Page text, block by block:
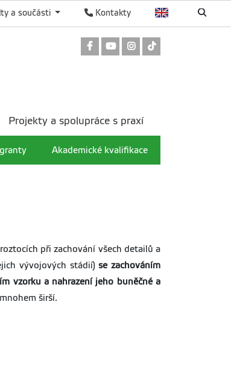
Kontakty
a součásti
Odkaz na Facebook
Odkaz na Youtube
Odkaz na Instagram
Akademické kvalifikace
Projekty a spolupráce s praxí
při zachování všech detailů a
vývojových stádií)se zachováním
vzorku a nahrazení jeho buněčné a
širší.